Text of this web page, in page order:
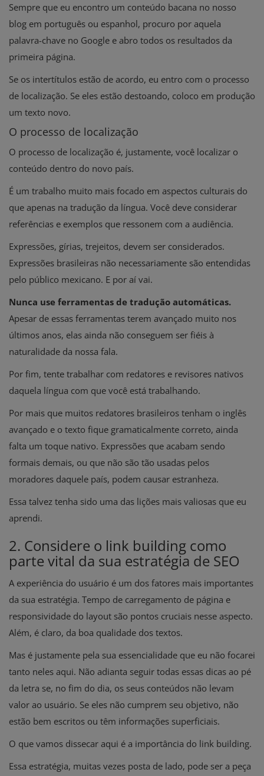
Sempre que eu encontro um conteúdo bacana no nosso
blog em português ou espanhol, procuro por aquela
palavra-chave no Google e abro todos os resultados da
primeira página.
Se os intertítulos estão de acordo, eu entro com o processo
de localização. Se eles estão destoando, coloco em produção
um texto novo.
O processo de localização
O processo de localização é, justamente, você localizar o
conteúdo dentro do novo país.
É um trabalho muito mais focado em aspectos culturais do
que apenas na tradução da língua. Você deve considerar
referências e exemplos que ressonem com a audiência.
Expressões, gírias, trejeitos, devem ser considerados.
Expressões brasileiras não necessariamente são entendidas
pelo público mexicano. E por aí vai.
Nunca use ferramentas de tradução automáticas.
Apesar de essas ferramentas terem avançado muito nos
últimos anos, elas ainda não conseguem ser fiéis à
naturalidade da nossa fala.
Por fim, tente trabalhar com redatores e revisores nativos
daquela língua com que você está trabalhando.
Por mais que muitos redatores brasileiros tenham o inglês
avançado e o texto fique gramaticalmente correto, ainda
falta um toque nativo. Expressões que acabam sendo
formais demais, ou que não são tão usadas pelos
moradores daquele país, podem causar estranheza.
Essa talvez tenha sido uma das lições mais valiosas que eu
aprendi.
2. Considere o link building como
parte vital da sua estratégia de SEO
A experiência do usuário é um dos fatores mais importantes
da sua estratégia. Tempo de carregamento de página e
responsividade do layout são pontos cruciais nesse aspecto.
Além, é claro, da boa qualidade dos textos.
Mas é justamente pela sua essencialidade que eu não focarei
tanto neles aqui. Não adianta seguir todas essas dicas ao pé
da letra se, no fim do dia, os seus conteúdos não levam
valor ao usuário. Se eles não cumprem seu objetivo, não
estão bem escritos ou têm informações superficiais.
O que vamos dissecar aqui é a importância do link building.
Essa estratégia, muitas vezes posta de lado, pode ser a peça